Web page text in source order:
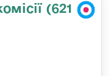
(621